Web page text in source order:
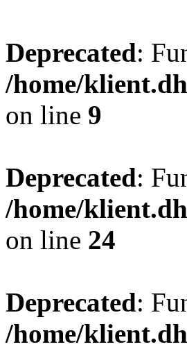
Deprecated:
/home/
on line 9
Deprecated:
/home/
on line 24
Deprecated:
/home/